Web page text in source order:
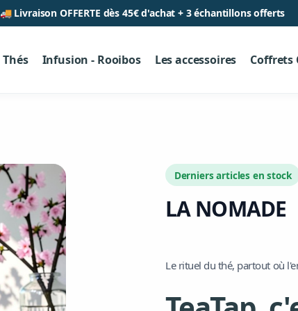
🚚 Livraison OFFERTE dès 45€ d'achat + 3 échantillons offerts
Thés Infusion - Rooibos Les accessoires Coffrets
Derniers articles en stock
LA NOMADE
Le rituel du thé, partout où